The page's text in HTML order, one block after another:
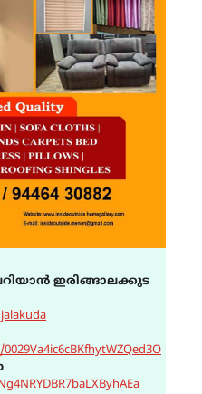
ഇരിങ്ങാലക്കുട